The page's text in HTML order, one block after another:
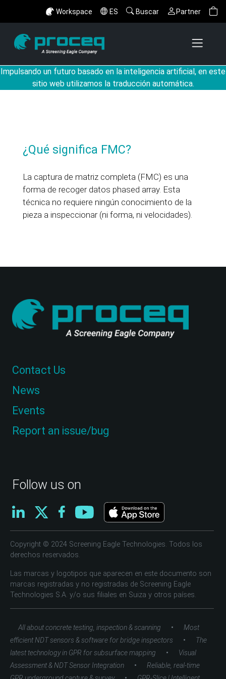
Workspace ES Buscar Partner
Impulsando un futuro basado en la inteligencia artificial, en este
sitio web utilizamos la traducción automática.
¿Qué significa FMC?
La captura de matriz completa (FMC) es una
forma de recoger datos phased array. Esta
técnica no requiere ningún conocimiento de la
pieza a inspeccionar (ni forma, ni velocidades).
Follow us on
Contact Us
News
Events
Report an issue/bug
Copyright © 2024 Screening Eagle Technologies. Todos los
derechos reservados.
Las marcas y logotipos que aparecen en este documento son
marcas registradas y no registradas de Screening Eagle
Technologies S.A. y/o sus filiales en Suiza y otros países.
All about concrete testing, inspection & scanning •
Most
efficient NDT sensors & software for bridge inspectors
•
The
latest technology in GPR for subsurface mapping
•
Visual
Assessment & NDT Sensor Integration
•
Reliable, real-time